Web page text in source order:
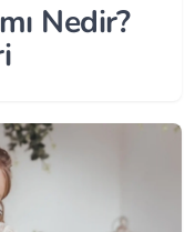
Nedir?